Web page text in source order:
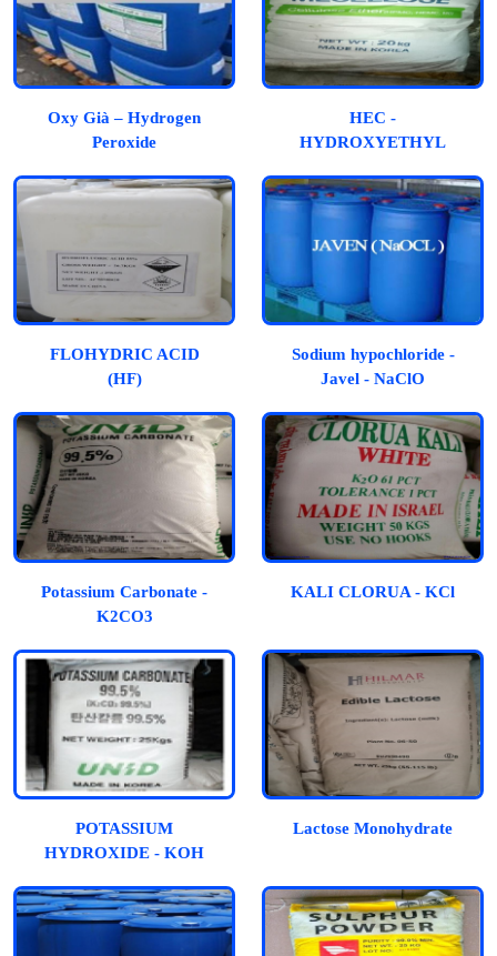
Oxy Già – Hydrogen
Peroxide
HEC -
HYDROXYETHYL
FLOHYDRIC ACID
(HF)
Sodium hypochloride -
Javel - NaClO
Potassium Carbonate -
K2CO3
KALI CLORUA - KCl
POTASSIUM
HYDROXIDE - KOH
Lactose Monohydrate